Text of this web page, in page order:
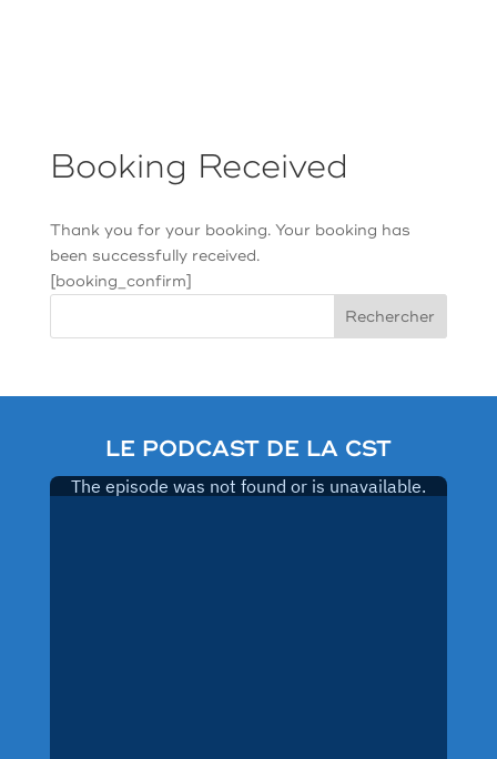
Booking Received
Thank you for your booking. Your booking has
been successfully received.
[booking_confirm]
Rechercher
LE PODCAST DE LA CST